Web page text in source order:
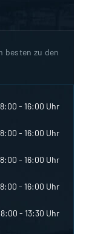
besten zu den
- 16:00 Uhr
- 16:00 Uhr
- 16:00 Uhr
- 16:00 Uhr
- 13:30 Uhr